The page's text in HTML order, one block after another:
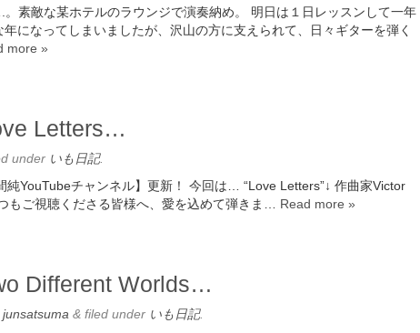
素敵な某ホテルのラウンジで演奏納め。 明日は１日レッスンして一年
になってしまいましたが、沢山の方に支えられて、日々ギターを弾く
more »
Letters…
under いも日記.
YouTubeチャンネル】更新！ 今回は… “Love Letters”↓ 作曲家Victor
もご視聴くださる皆様へ、愛を込めて弾きま… Read more »
Different Worlds…
junsatsuma & filed under いも日記.